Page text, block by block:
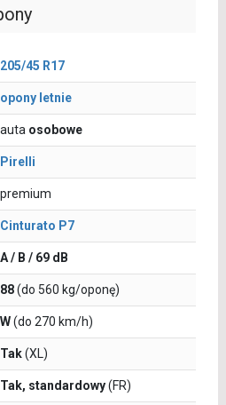
205/45 R17
opony letnie
auta osobowe
Pirelli
premium
Cinturato P7
A / B / 69 dB
88(do 560 kg/oponę)
W(do 270 km/h)
Tak(XL)
Tak, standardowy(FR)